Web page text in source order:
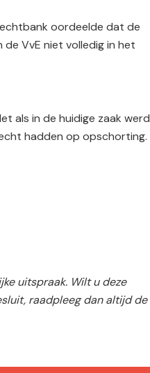
oordeelde dat de
VvE niet volledig in het
als in de huidige zaak werd
hadden op opschorting.
uitspraak. Wilt u deze
raadpleeg dan altijd de